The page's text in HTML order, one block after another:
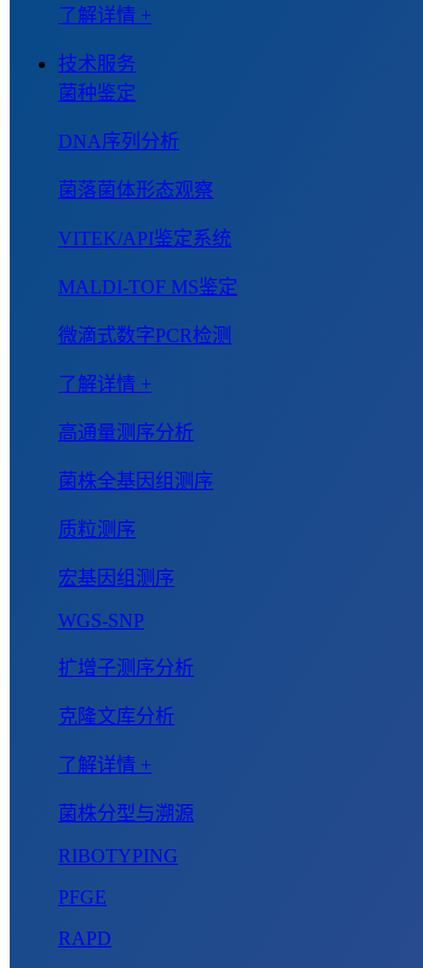
了解详情 +
技术服务
菌种鉴定
DNA序列分析
菌落菌体形态观察
VITEK/API鉴定系统
MALDI-TOF MS鉴定
微滴式数字PCR检测
了解详情 +
高通量测序分析
菌株全基因组测序
质粒测序
宏基因组测序
WGS-SNP
扩增子测序分析
克隆文库分析
了解详情 +
菌株分型与溯源
RIBOTYPING
PFGE
RAPD